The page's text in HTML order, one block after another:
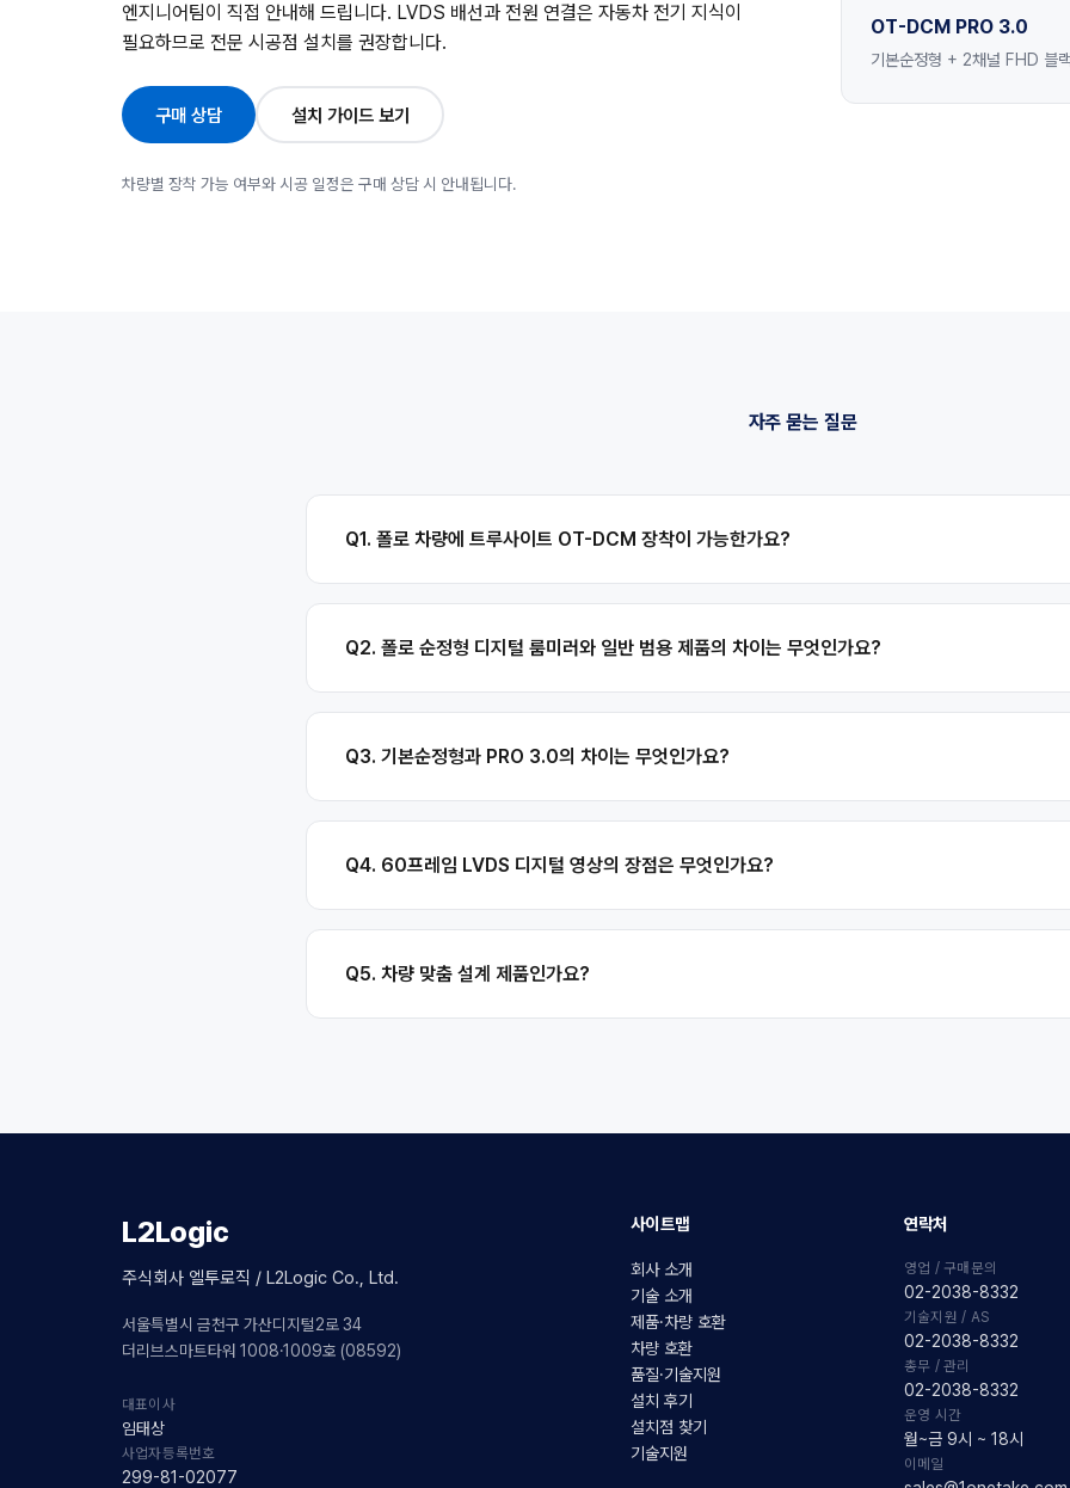
엔지니어팀이 직접 안내해 드립니다. LVDS 배선과 전원 연결은 자동차 전기 지식이
필요하므로 전문 시공점 설치를 권장합니다.
구매 상담 설치 가이드 보기
차량별 장착 가능 여부와 시공 일정은 구매 상담 시 안내됩니다.
OT-DCM PRO 3.0
기본순정형 + 2채널 FHD 블
자주 묻는 질문
Q1. 폴로 차량에 트루사이트 OT-DCM 장착이 가능한가요?
Q2. 폴로 순정형 디지털 룸미러와 일반 범용 제품의 차이는 무엇인가요?
Q3. 기본순정형과 PRO 3.0의 차이는 무엇인가요?
Q4. 60프레임 LVDS 디지털 영상의 장점은 무엇인가요?
Q5. 차량 맞춤 설계 제품인가요?
L2Logic
주식회사 엘투로직 / L2Logic Co., Ltd.
서울특별시 금천구 가산디지털2로 34
더리브스마트타워 1008·1009호 (08592)
대표이사
임태상
사업자등록번호
299-81-02077
사이트맵
회사 소개
기술 소개
제품·차량 호환
차량 호환
품질·기술지원
설치 후기
설치점 찾기
기술지원
연락처
영업 / 구매문의
02-2038-8332
기술지원 / AS
02-2038-8332
총무 / 관리
02-2038-8332
운영 시간
월~금 9시 ~ 18시
이메일